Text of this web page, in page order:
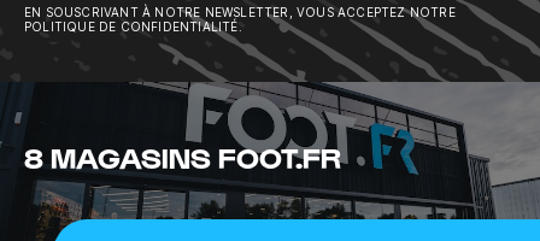
EN SOUSCRIVANT À NOTRE NEWSLETTER, VOUS ACCEPTEZ NOTRE
POLITIQUE DE CONFIDENTIALITÉ.
8 MAGASINS FOOT.FR